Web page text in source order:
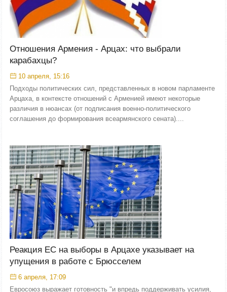
Отношения Армения - Арцах: что выбрали
карабахцы?
10 апреля, 15:16
Подходы политических сил, представленных в новом парламенте
Арцаха, в контексте отношений с Арменией имеют некоторые
различия в нюансах (от подписания военно-политического
соглашения до формирования всеармянского сената)....
Реакция ЕС на выборы в Арцахе указывает на
упущения в работе с Брюсселем
6 апреля, 17:09
Евросоюз выражает готовность "и впредь поддерживать усилия,